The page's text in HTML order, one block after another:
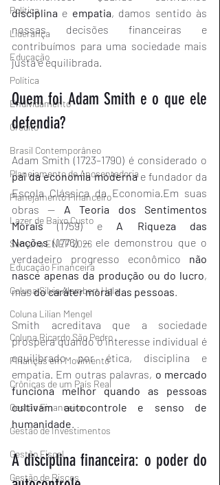
Política
Liderança
Educação
Política
Endividamento
Crédito
Brasil Contemporâneo
Planejamento de Aposentadoria
Planejamento Financeiro
Lazer de Baixo Custo
Semana ENEF 2026
Educação Financeira
Coluna Silvia Alambert Hala
Coluna Lilian Mengel
Coluna Ricardo São Pedro
Finanças em Movimento
Crônicas de um País Real
Gestão Financeira
Gestão de Investimentos
Gestão Fiscal
Gestão de Riscos
disciplina e empatia, damos sentido às
nossas decisões financeiras e
contribuímos para uma sociedade mais
justa e equilibrada.
Quem foi Adam Smith e o que ele
defendia?
pai da economia moderna e fundador da
Escola Clássica da Economia.Em suas
obras — A Teoria dos Sentimentos
Morais (1759) e A Riqueza das
Nações (1776) — ele demonstrou que o
verdadeiro progresso econômico não
nasce apenas da produção ou do lucro,
mas do caráter moral das pessoas.
Smith acreditava que a sociedade
prospera quando o interesse individual é
equilibrado por ética, disciplina e
empatia. Em outras palavras, o mercado
funciona melhor quando as pessoas
cultivam autocontrole e senso de
humanidade.
A disciplina financeira: o poder do